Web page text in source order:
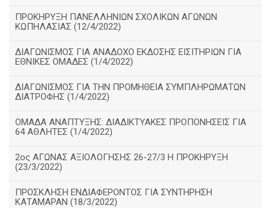
ΠΡΟΚΗΡΥΞΗ ΠΑΝΕΛΛΗΝΙΩΝ ΣΧΟΛΙΚΩΝ ΑΓΩΝΩΝ
ΚΩΠΗΛΑΣΙΑΣ (12/4/2022)
ΔΙΑΓΩΝΙΣΜΟΣ ΓΙΑ ΑΝΑΔΟΧΟ ΕΚΔΟΣΗΣ ΕΙΣΙΤΗΡΙΩΝ ΓΙΑ
ΕΘΝΙΚΕΣ ΟΜΑΔΕΣ (1/4/2022)
ΔΙΑΓΩΝΙΣΜΟΣ ΓΙΑ ΤΗΝ ΠΡΟΜΗΘΕΙΑ ΣΥΜΠΛΗΡΩΜΑΤΩΝ
ΔΙΑΤΡΟΦΗΣ (1/4/2022)
ΟΜΑΔΑ ΑΝΑΠΤΥΞΗΣ: ΔΙΑΔΙΚΤΥΑΚΕΣ ΠΡΟΠΟΝΗΣΕΙΣ ΓΙΑ
64 ΑΘΛΗΤΕΣ (1/4/2022)
2ος ΑΓΩΝΑΣ ΑΞΙΟΛΟΓΗΣΗΣ 26-27/3 Η ΠΡΟΚΗΡΥΞΗ
(23/3/2022)
ΠΡΟΣΚΛΗΣΗ ΕΝΔΙΑΦΕΡΟΝΤΟΣ ΓΙΑ ΣΥΝΤΗΡΗΣΗ
ΚΑΤΑΜΑΡΑΝ (18/3/2022)